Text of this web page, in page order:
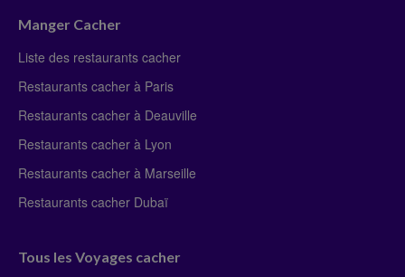
Manger Cacher
Liste des restaurants cacher
Restaurants cacher à Paris
Restaurants cacher à Deauville
Restaurants cacher à Lyon
Restaurants cacher à Marseille
Restaurants cacher Dubaï
Tous les Voyages cacher